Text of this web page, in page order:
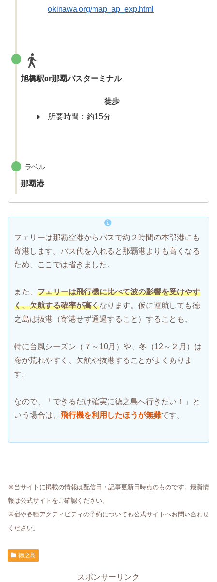
okinawa.org/map_ap_exp.html
旭橋駅or那覇バスターミナル
徒歩
所要時間：約15分
ラベル
那覇港
フェリーは那覇空港からバスで約２時間の本部港にも
寄港します。バス代を入れると那覇港よりも高くなる
ため、ここでは省きました。
また、 フェリーは飛行機に比べて波の影響を受けやす
く、欠航する確率が高くなります。仮に運航しても徳
之島は抜港（寄港せず通過すること）することも。
特に台風シーズン（７～10月）や、冬（12～２月）は
海が荒れやすく、欠航や抜港することがよくありま
す。
なので、「できるだけ確実に徳之島へ行きたい！」と
いう場合は、 飛行機を利用したほうが無難です。
※当サイトに掲載の情報は配信日・記事更新日時点のものです。最新情
報は公式サイトをご確認ください。
※宿や各種アクティビティの予約についても公式サイトへお問い合わせ
ください。
徳之島
スポンサーリンク